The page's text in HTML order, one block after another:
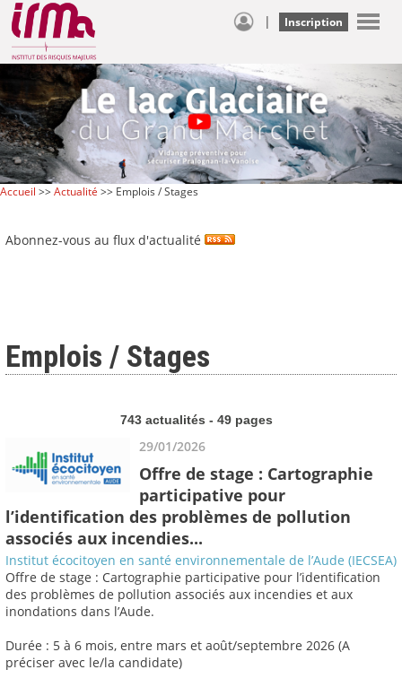
| Inscription
Accueil >>Actualité >> Emplois / Stages
Abonnez-vous au flux d'actualité
Emplois / Stages
743 actualités - 49 pages
29/01/2026
Offre de stage : Cartographie
participative pour
l’identification des problèmes de pollution
associés aux incendies...
Institut écocitoyen en santé environnementale de l’Aude (IECSEA)
Offre de stage : Cartographie participative pour l’identification
des problèmes de pollution associés aux incendies et aux
inondations dans l’Aude.
Durée : 5 à 6 mois, entre mars et août/septembre 2026 (A
préciser avec le/la candidate)